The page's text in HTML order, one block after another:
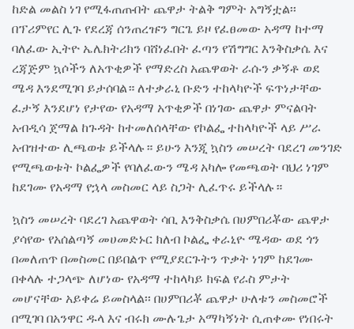
ከድል መልስ ነገ የሚፋጠጡበት ጨዋታ ትልቅ ግምት አግኝቷል፡፡
በፕሪምየር ሊጉ የደረጃ ሰንጠረዡን ግርጌ ይዞ የፈፀመው አዳማ ከተማ
ባለፈው ኢትዮ ኤሌክትሪክን ባሸነፈበት ፈጣን የሽግግር እንቅስቃሴ እና
ረጃጅም ኳሶችን ለአጥቂዎች የማድረስ አጨዋወት ራሱን ቃኝቶ ወደ
ሜዳ እንደሚገባ ይታሰባል። ለተቃራኒ ቡድን ተከላካዮች ፍጥነታቸው
ፈታኝ እንደሆነ የታየው የአዳማ አጥቂዎች በነገው ጨዋታ ምናልባት
አብዲሳ ጀማል ከጉዳት ከተመለሰላቸው የኮልፌ ተከላካዮች ላይ ሥራ
አብዝተው ሊጫወቱ ይችላሉ። ይሁን እንጂ ኳስን መሠረት ባደረገ መንገድ
የሚጫወቱት ኮልፌዎች የባለፈውን ሜዳ አካሎ የመጫወት ባህሪ ነገም
ከደገሙ የአዳማ የኋላ መስመር ላይ ስጋት ሊፈጥሩ ይችላሉ።
ኳስን መሠረት ባደረገ አጨዋወት ሳቢ እንቅስቃሴ በሀምበሪቾው ጨዋታ
ያሳየው የአሰልጣኝ መሀመድኑር ክለብ ኮልፌ ቀራኒዮ ሜዳው ወደ ጎን
በመለጠጥ በመስመር በይበልጥ የሚያደርጉትን ጥቃት ነገም ከደገሙ
በቀላሉ ተጋላጭ ለሆነው የአዳማ ተከላካይ ክፍል የራስ ምታት
መሆናቸው አይቀሬ ይመስላል፡፡ በሀምበሪቾ ጨዋታ ሁለቱን መስመሮች
በሚገባ በአንዋር ዱላ እና ብሩክ ሙሉጌታ አማካኝነት ሲጠቀሙ የነበሩት